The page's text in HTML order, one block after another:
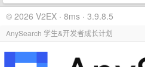
© 2026 V2EX · 8ms · 3.9.8.5
AnySearch 学生&开发者成长计划